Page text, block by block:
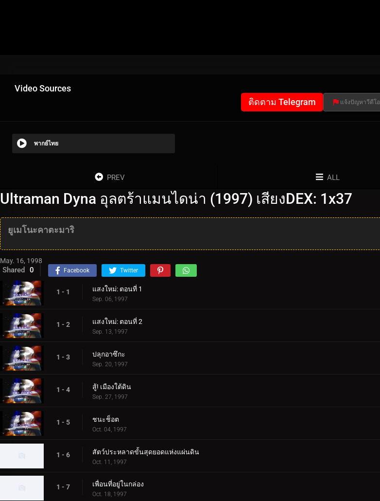
Video Sources
ติดตาม Telegram แจ้งปัญหาวีดีโอ
พากย์ไทย
PREV ALL
Ultraman Dyna อุลตร้าแมนไดน่า (1997) เสียงDEX: 1x37
ยูเมโนะคาตะมาริ
May. 16, 1998
Shared 0 Facebook Twitter
1 - 1 แสงใหม่: ตอนที่ 1
Sep. 06, 1997
1 - 2 แสงใหม่: ตอนที่ 2
Sep. 13, 1997
1 - 3 ปลุกอาซึกะ
Sep. 20, 1997
1 - 4 สู้! เมืองใต้ดิน
Sep. 27, 1997
1 - 5 ชนะช็อต
Oct. 04, 1997
1 - 6 สัตว์ประหลาดขั้นสุดยอดแห่งแผ่นดิน
Oct. 11, 1997
1 - 7 เพื่อนที่อยู่ในกล่อง
Oct. 18, 1997